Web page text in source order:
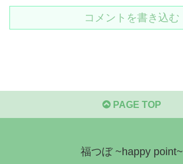
コメントを書き込む
PAGE TOP
福つぼ ~happy point~